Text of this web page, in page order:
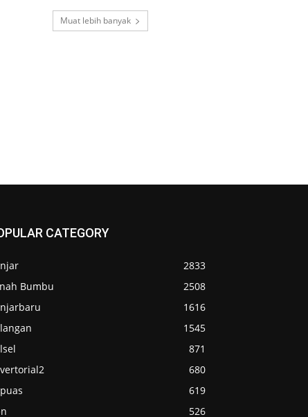
Muat lebih banyak
CATEGORY
2833
Bumbu
2508
1616
1545
871
680
619
526